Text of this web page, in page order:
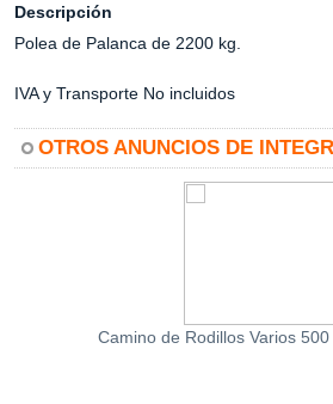
Descripción
Polea de Palanca de 2200 kg.
IVA y Transporte No incluidos
OTROS ANUNCIOS DE
Camino de Rodillos Varios